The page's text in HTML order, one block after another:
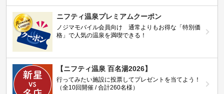
ニフティ温泉プレミアムクーポン
ノジマモバイル会員向け 通常よりもお得な「特別価
格」で人気の温泉を満喫できる！
【ニフティ温泉 百名湯2026】
行ってみたい施設に投票してプレゼントを当てよう！
（全10回開催 / 合計260名様）